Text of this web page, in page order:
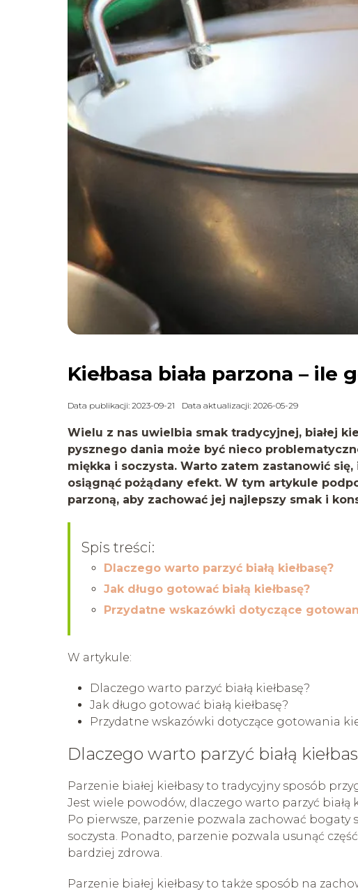
Kiełbasa biała parzona – ile
Data publikacji: 2023-09-21 Data aktualizacji: 2026-05-29
Wielu z nas uwielbia smak tradycyjnej, białej
pysznego dania może być nieco
miękka i soczysta. Warto zatem zastanowić
osiągnąć pożądany efekt. W tym artykule
parzoną, aby zachować jej najlepszy smak i
Spis treści:
Dlaczego warto parzyć białą kiełbasę?
Jak długo gotować białą kiełbasę?
Przydatne wskazówki dotyczące
W artykule:
Dlaczego warto parzyć białą kiełbasę?
Jak długo gotować białą kiełbasę?
Przydatne wskazówki dotyczące gotowania
Dlaczego warto parzyć białą
Parzenie białej kiełbasy to tradycyjny sposób
Jest wiele powodów, dlaczego warto parzyć białą
Po pierwsze, parzenie pozwala zachować bogaty
soczysta. Ponadto, parzenie pozwala usunąć
bardziej zdrowa.
Parzenie białej kiełbasy to także sposób na